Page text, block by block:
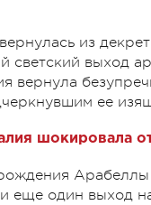
из
выход
вернула
ее
шокировала
еще один выход